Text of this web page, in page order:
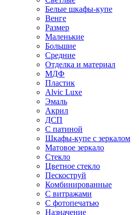
Белые шкафы-купе
Венге
Размер
Маленькие
Большие
Средние
Отделка и материал
МДФ
Пластик
Alvic Luxe
Эмаль
Акрил
ДСП
С патиной
Шкафы-купе с зеркалом
Матовое зеркало
Стекло
Цветное стекло
Пескоструй
Комбинированные
С витражами
С фотопечатью
Назначение